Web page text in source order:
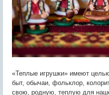
«Теплые игрушки» имеют
быт, обычаи, фольклор,
свою, родную, теплую для